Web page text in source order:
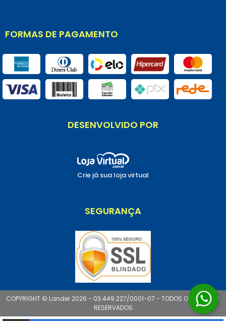
FORMAS DE PAGAMENTO
DESENVOLVIDO POR
Crie já sua loja virtual
.
SEGURANÇA
COPYRIGHT © Lander 2026 - 03.449.227/0001-07 - TODOS OS DIREITOS
RESERVADOS